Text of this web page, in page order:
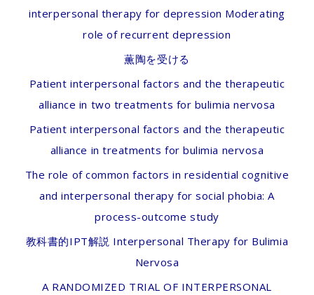
interpersonal therapy for depression Moderating
role of recurrent depression
薫陶を受ける
Patient interpersonal factors and the therapeutic
alliance in two treatments for bulimia nervosa
Patient interpersonal factors and the therapeutic
alliance in treatments for bulimia nervosa
The role of common factors in residential cognitive
and interpersonal therapy for social phobia: A
process-outcome study
教科書的IPT解説 Interpersonal Therapy for Bulimia
Nervosa
A RANDOMIZED TRIAL OF INTERPERSONAL